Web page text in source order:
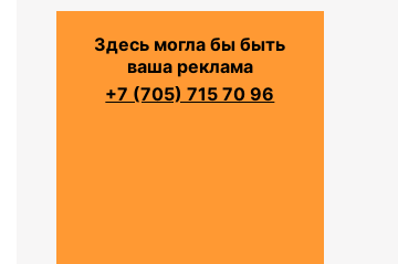
Здесь могла бы быть
ваша реклама
+7 (705) 715 70 96